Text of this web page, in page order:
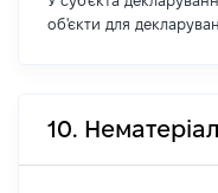
об'єкти для
10.